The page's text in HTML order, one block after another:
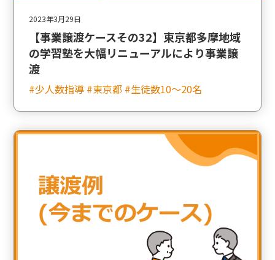
2023年3月29日
【事業譲渡ケースその32】東京都多摩地域
の学習塾を大幅リニューアルにより事業譲
渡
#少人数指導 #東京都 #生徒数10〜20名